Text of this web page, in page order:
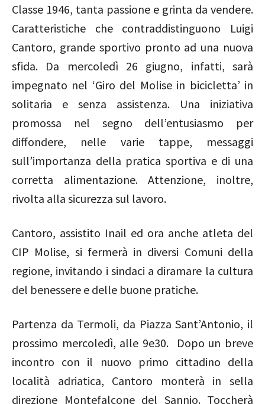
Classe 1946, tanta passione e grinta da vendere.
Caratteristiche che contraddistinguono Luigi
Cantoro, grande sportivo pronto ad una nuova
sfida. Da mercoledì 26 giugno, infatti, sarà
impegnato nel ‘Giro del Molise in bicicletta’ in
solitaria e senza assistenza. Una iniziativa
promossa nel segno dell’entusiasmo per
diffondere, nelle varie tappe, messaggi
sull’importanza della pratica sportiva e di una
corretta alimentazione. Attenzione, inoltre,
rivolta alla sicurezza sul lavoro.
Cantoro, assistito Inail ed ora anche atleta del
CIP Molise, si fermerà in diversi Comuni della
regione, invitando i sindaci a diramare la cultura
del benessere e delle buone pratiche.
Partenza da Termoli, da Piazza Sant’Antonio, il
prossimo mercoledì, alle 9e30. Dopo un breve
incontro con il nuovo primo cittadino della
località adriatica, Cantoro monterà in sella
direzione Montefalcone del Sannio. Toccherà